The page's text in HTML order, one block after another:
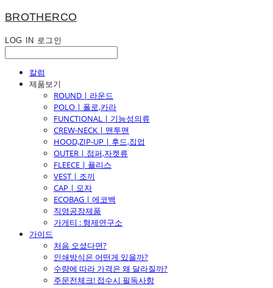
BROTHERCO
LOG IN 로그인
칼럼
제품보기
ROUND | 라운드
POLO | 폴로,카라
FUNCTIONAL | 기능성의류
CREW-NECK | 맨투맨
HOOD,ZIP-UP | 후드,집업
OUTER | 점퍼,자켓류
FLEECE | 플리스
VEST | 조끼
CAP | 모자
ECOBAG | 에코백
직영공장제품
가게티 : 형제연구소
가이드
처음 오셨다면?
인쇄방식은 어떤게 있을까?
수량에 따라 가격은 왜 달라질까?
주문전체크! 접수시 필독사항